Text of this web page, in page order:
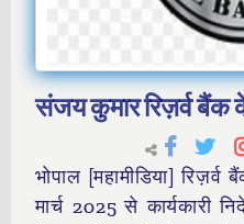
संजय कुमार रिज़र्व बैंक
भोपाल [महामीडिया]
मार्च 2025 से कार्यकारी